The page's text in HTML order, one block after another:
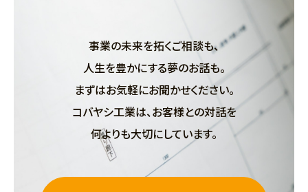
事業の未来を拓くご相談も、
人生を豊かにする夢のお話も。
まずはお気軽にお聞かせください。
コバヤシ工業は、お客様との対話を
何よりも大切にしています。